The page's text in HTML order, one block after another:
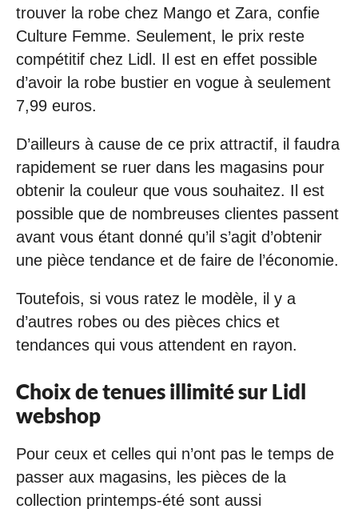
trouver la robe chez Mango et Zara, confie
Culture Femme. Seulement, le prix reste
compétitif chez Lidl. Il est en effet possible
d’avoir la robe bustier en vogue à seulement
7,99 euros.
D’ailleurs à cause de ce prix attractif, il faudra
rapidement se ruer dans les magasins pour
obtenir la couleur que vous souhaitez. Il est
possible que de nombreuses clientes passent
avant vous étant donné qu’il s’agit d’obtenir
une pièce tendance et de faire de l’économie.
Toutefois, si vous ratez le modèle, il y a
d’autres robes ou des pièces chics et
tendances qui vous attendent en rayon.
Choix de tenues illimité sur Lidl
webshop
Pour ceux et celles qui n’ont pas le temps de
passer aux magasins, les pièces de la
collection printemps-été sont aussi